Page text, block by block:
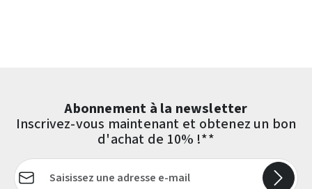
Abonnement à la newsletter
Inscrivez-vous maintenant et obtenez un bon
d'achat de 10% !**
Adresse e-mail*